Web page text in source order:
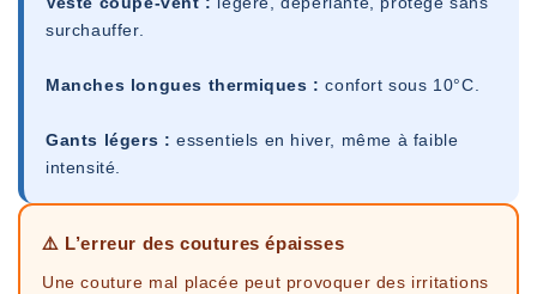
surchauffer.
Manches longues thermiques : confort sous 10°C.
Gants légers : essentiels en hiver, même à faible
intensité.
⚠️ L’erreur des coutures épaisses
Une couture mal placée peut provoquer des irritations